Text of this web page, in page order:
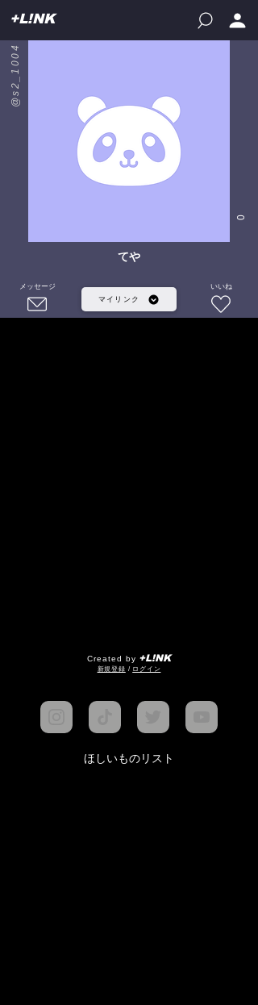
+L!NK
@s2_1004
0
てや
メッセージ
マイリンク
いいね
Created by +L!NK
​新規登録 / ログイン
ほしいものリスト